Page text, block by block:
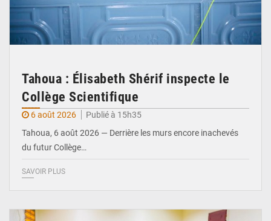
Tahoua : Élisabeth Shérif inspecte le
Collège Scientifique
6 août 2026
Publié à 15h35
Tahoua, 6 août 2026 — Derrière les murs encore inachevés
du futur Collège…
SAVOIR PLUS